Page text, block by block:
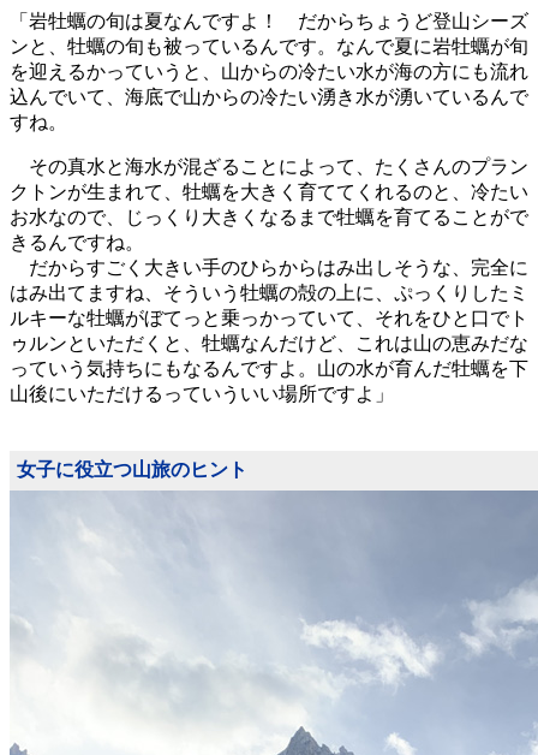
「岩牡蠣の旬は夏なんですよ！ だからちょうど登山シーズ
ンと、牡蠣の旬も被っているんです。なんで夏に岩牡蠣が旬
を迎えるかっていうと、山からの冷たい水が海の方にも流れ
込んでいて、海底で山からの冷たい湧き水が湧いているんで
すね。
その真水と海水が混ざることによって、たくさんのプラン
クトンが生まれて、牡蠣を大きく育ててくれるのと、冷たい
お水なので、じっくり大きくなるまで牡蠣を育てることがで
きるんですね。
だからすごく大きい手のひらからはみ出しそうな、完全に
はみ出てますね、そういう牡蠣の殻の上に、ぷっくりしたミ
ルキーな牡蠣がぼてっと乗っかっていて、それをひと口でト
ゥルンといただくと、牡蠣なんだけど、これは山の恵みだな
っていう気持ちにもなるんですよ。山の水が育んだ牡蠣を下
山後にいただけるっていういい場所ですよ」
女子に役立つ山旅のヒント